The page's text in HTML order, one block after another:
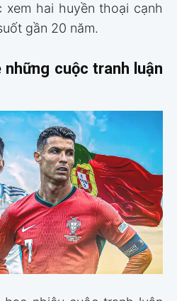
hai huyền thoại cạnh
gần 20 năm.
những cuộc tranh luận